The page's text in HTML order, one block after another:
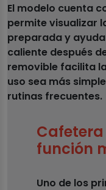
El modelo cuenta
permite visualizar
preparada y
caliente después
removible facilita
uso sea más
rutinas frecuentes.
función
Uno de los